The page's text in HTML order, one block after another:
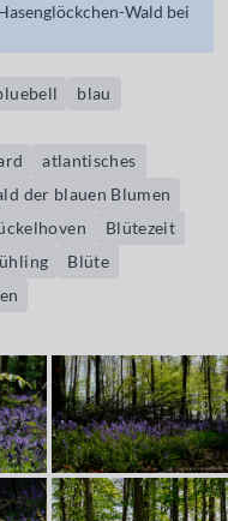
Wald bei
blau
atlantisches
der blauen Blumen
Blütezeit
Blüte